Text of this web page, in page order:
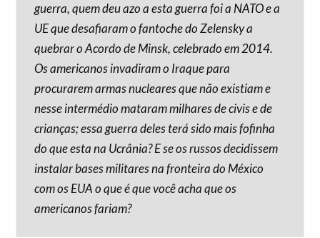
guerra, quem deu azo a esta guerra foi a NATO e a
UE que desafiaram o fantoche do Zelensky a
quebrar o Acordo de Minsk, celebrado em 2014.
Os americanos invadiram o Iraque para
procurarem armas nucleares que não existiam e
nesse intermédio mataram milhares de civis e de
crianças; essa guerra deles terá sido mais fofinha
do que esta na Ucrânia? E se os russos decidissem
instalar bases militares na fronteira do México
com os EUA o que é que você acha que os
americanos fariam?